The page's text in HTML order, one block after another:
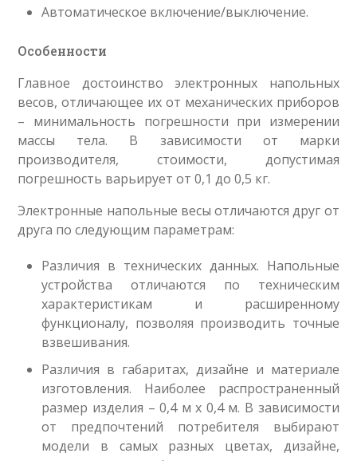
Автоматическое включение/выключение.
Особенности
Главное достоинство электронных напольных
весов, отличающее их от механических приборов
– минимальность погрешности при измерении
массы тела. В зависимости от марки
производителя, стоимости, допустимая
погрешность варьирует от 0,1 до 0,5 кг.
Электронные напольные весы отличаются друг от
друга по следующим параметрам:
Различия в технических данных. Напольные
устройства отличаются по техническим
характеристикам и расширенному
функционалу, позволяя производить точные
взвешивания.
Различия в габаритах, дизайне и материале
изготовления. Наиболее распространенный
размер изделия – 0,4 м х 0,4 м. В зависимости
от предпочтений потребителя выбирают
модели в самых разных цветах, дизайне,